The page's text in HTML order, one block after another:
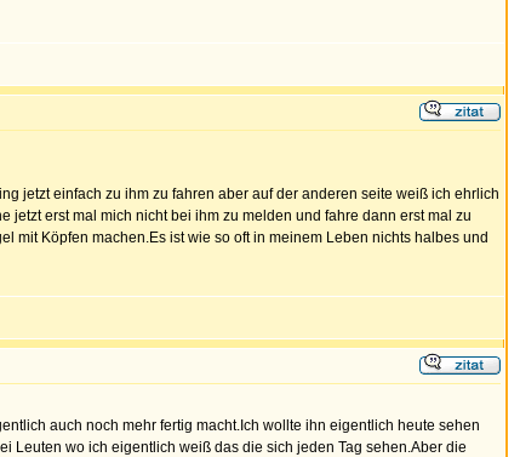
jetzt einfach zu ihm zu fahren aber auf der anderen seite weiß ich ehrlich
erst mal mich nicht bei ihm zu melden und fahre dann erst mal zu
mit Köpfen machen.Es ist wie so oft in meinem Leben nichts halbes und
auch noch mehr fertig macht.Ich wollte ihn eigentlich heute sehen
Leuten wo ich eigentlich weiß das die sich jeden Tag sehen.Aber die